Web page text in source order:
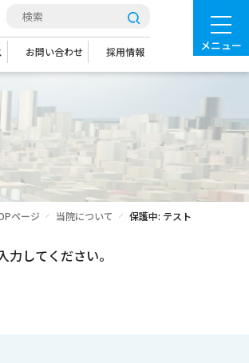
メニュー
お問い合わせ 採用情報
ページ 当院について 保護中: テスト
してください。